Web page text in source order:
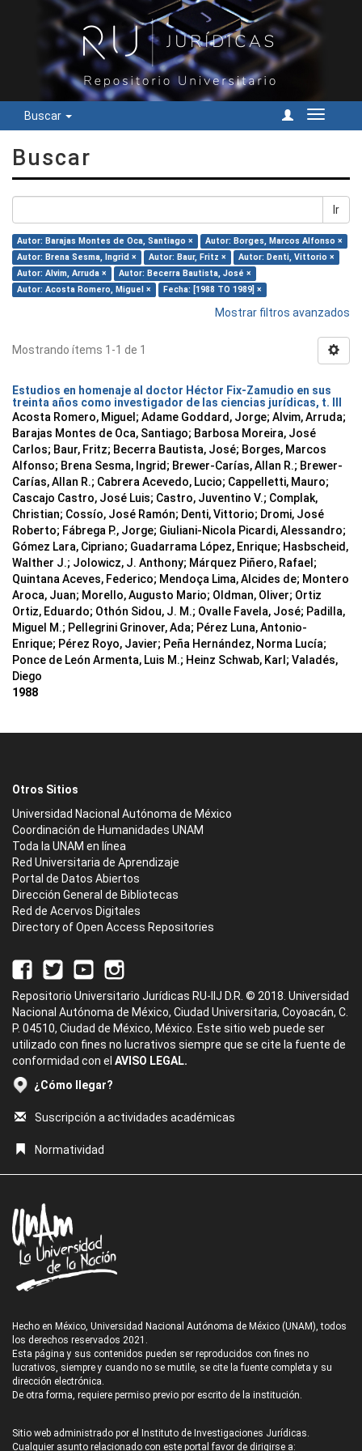
Buscar
Cambiar
Buscar
Ir
Autor: Barajas Montes de Oca, Santiago ×
Autor: Borges, Marcos Alfonso ×
Autor: Brena Sesma, Ingrid ×
Autor: Baur, Fritz ×
Autor: Denti, Vittorio ×
Autor: Alvim, Arruda ×
Autor: Becerra Bautista, José ×
Autor: Acosta Romero, Miguel ×
Fecha: [1988 TO 1989] ×
Mostrar filtros avanzados
Mostrando ítems 1-1 de 1
Estudios en homenaje al doctor Héctor Fix-Zamudio en sus
treinta años como investigador de las ciencias jurídicas, t. III
Acosta Romero, Miguel; Adame Goddard, Jorge; Alvim, Arruda;
Barajas Montes de Oca, Santiago; Barbosa Moreira, José
Carlos; Baur, Fritz; Becerra Bautista, José; Borges, Marcos
Alfonso; Brena Sesma, Ingrid; Brewer-Carías, Allan R.; Brewer-
Carías, Allan R.; Cabrera Acevedo, Lucio; Cappelletti, Mauro;
Cascajo Castro, José Luis; Castro, Juventino V.; Complak,
Christian; Cossío, José Ramón; Denti, Vittorio; Dromi, José
Roberto; Fábrega P., Jorge; Giuliani-Nicola Picardi, Alessandro;
Gómez Lara, Cipriano; Guadarrama López, Enrique; Hasbscheid,
Walther J.; Jolowicz, J. Anthony; Márquez Piñero, Rafael;
Quintana Aceves, Federico; Mendoça Lima, Alcides de; Montero
Aroca, Juan; Morello, Augusto Mario; Oldman, Oliver; Ortiz
Ortiz, Eduardo; Othón Sidou, J. M.; Ovalle Favela, José; Padilla,
Miguel M.; Pellegrini Grinover, Ada; Pérez Luna, Antonio-
Enrique; Pérez Royo, Javier; Peña Hernández, Norma Lucía;
Ponce de León Armenta, Luis M.; Heinz Schwab, Karl; Valadés,
Diego
1988
Otros Sitios
Universidad Nacional Autónoma de México
Coordinación de Humanidades UNAM
Toda la UNAM en línea
Red Universitaria de Aprendizaje
Portal de Datos Abiertos
Dirección General de Bibliotecas
Red de Acervos Digitales
Directory of Open Access Repositories
Repositorio Universitario Jurídicas RU-IIJ D.R. © 2018. Universidad
Nacional Autónoma de México, Ciudad Universitaria, Coyoacán, C.
P. 04510, Ciudad de México, México. Este sitio web puede ser
utilizado con fines no lucrativos siempre que se cite la fuente de
conformidad con el AVISO LEGAL.
¿Cómo llegar?
Suscripción a actividades académicas
Normatividad
Hecho en México, Universidad Nacional Autónoma de México (UNAM), todos
los derechos reservados 2021.
Esta página y sus contenidos pueden ser reproducidos con fines no
lucrativos, siempre y cuando no se mutile, se cite la fuente completa y su
dirección electrónica.
De otra forma, requiere permiso previo por escrito de la institución.
Sitio web administrado por el Instituto de Investigaciones Jurídicas.
Cualquier asunto relacionado con este portal favor de dirigirse a: